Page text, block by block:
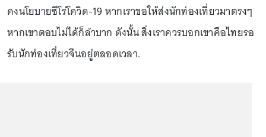
คงนโยบายซีโร่โควิด-19 หากเราขอให้ส่งนักท่องเที่ยวมาตรงๆ
หากเขาตอบไม่ได้ก็ลำบาก ดังนั้น สิ่งเราควรบอกเขาคือไทยรอ
รับนักท่องเที่ยวจีนอยู่ตลอดเวลา.